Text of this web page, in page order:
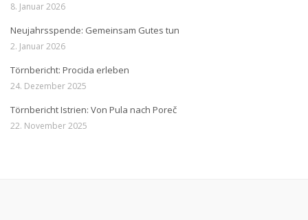
8. Januar 2026
Neujahrsspende: Gemeinsam Gutes tun
2. Januar 2026
Törnbericht: Procida erleben
24. Dezember 2025
Törnbericht Istrien: Von Pula nach Poreč
22. November 2025